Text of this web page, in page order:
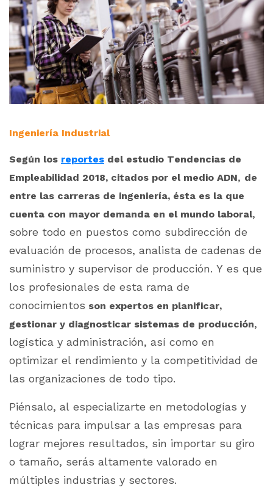
Ingeniería Industrial
Según los reportes del estudio Tendencias de
Empleabilidad 2018, citados por el medio ADN, de
entre las carreras de ingeniería, ésta es la que
cuenta con mayor demanda en el mundo laboral,
sobre todo en puestos como subdirección de
evaluación de procesos, analista de cadenas de
suministro y supervisor de producción. Y es que
los profesionales de esta rama de
conocimientos son expertos en planificar,
gestionar y diagnosticar sistemas de producción,
logística y administración, así como en
optimizar el rendimiento y la competitividad de
las organizaciones de todo tipo.
Piénsalo, al especializarte en metodologías y
técnicas para impulsar a las empresas para
lograr mejores resultados, sin importar su giro
o tamaño, serás altamente valorado en
múltiples industrias y sectores.